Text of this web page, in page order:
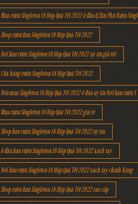
Mua rượu Singleton 18 Hộp Quà Tết 2022 ở đâu Q.Tân Phú Rượu Singl
Shop rượu bán Singleton 18 Hộp Quà Tết 2022
Nơi bán rượu Singleton 18 Hộp Quà Tết 2022 uy tín giá tốt
Cửa hàng rượu Singleton 18 Hộp Quà Tết 2022
Nên mua Singleton 18 Hộp Quà Tết 2022 ở đâu uy tín Nơi bán rượu S
Mua rượu Singleton 18 Hộp Quà Tết 2022 giá rẻ
Shop bán rượu Singleton 18 Hộp Quà Tết 2022 uy tín
ở đâu bán rượu Singleton 18 Hộp Quà Tết 2022 xách tay
Nơi bán rượu Singleton 18 Hộp Quà Tết 2022 xách tay chính hãng
Shop rượu bán Singleton 18 Hộp Quà Tết 2022 cao cấp